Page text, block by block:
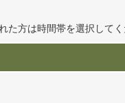
た方は時間帯を選択して